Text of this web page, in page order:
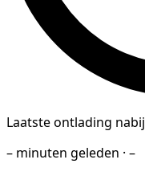
Laatste ontlading nabij
– minuten geleden · –